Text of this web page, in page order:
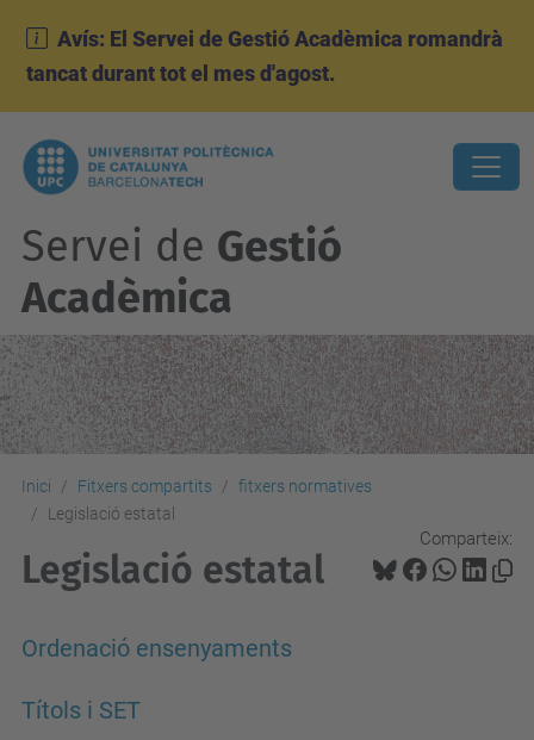
Avís: El Servei de Gestió Acadèmica romandrà
tancat durant tot el mes d'agost.
Servei de Gestió
Acadèmica
Inici Fitxers compartits
fitxers normatives
Legislació estatal
Comparteix:
Legislació estatal
Ordenació ensenyaments
Títols i SET